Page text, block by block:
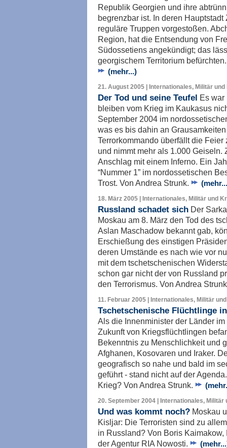
Republik Georgien und ihre
begrenzbar ist. In deren
reguläre Truppen vorgestoßen.
Region, hat die Entsendung von
Südossetiens angekündigt; das
georgischem Territorium
(mehr...)
21. August 2005 | Internationales, Militär und
Der Tod und seine Teufel Es war
bleiben vom Krieg im Kaukasus
September 2004 im
was es bis dahin an
Terrorkommando überfällt die
und nimmt mehr als 1.000 Geiseln.
Anschlag mit einem Inferno. Ein
“Nummer 1” im nordossetischen
Trost. Von Andrea Strunk.
18. März 2005 | Internationales, Militär und
Russland schadet sich Der
Moskau am 8. März den Tod des
Aslan Maschadow bekannt gab,
Erschießung des einstigen
deren Umstände es nach wie vor
mit dem tschetschenischen
schon gar nicht der von Russland
den Terrorismus. Von Andrea
11. Februar 2005 | Internationales, Militär
Tschetschenische Flüchtlinge
Als die Innenminister der Länder
Zukunft von Kriegsflüchtlingen
Bekenntnis zu Menschlichkeit und
Afghanen, Kosovaren und Iraker.
geografisch so nahe und bald im
geführt - stand nicht auf der
Krieg? Von Andrea Strunk.
20. September 2004 | Internationales, Militär
Und was kommt noch? Moskau
Kisljar: Die Terroristen sind zu
in Russland? Von Boris
der Agentur RIA Nowosti.